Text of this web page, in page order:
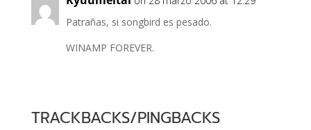
Patrañas, si songbird es pesado.
WINAMP FOREVER.
TRACKBACKS/PINGBACKS